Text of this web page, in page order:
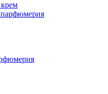
парфюмерия